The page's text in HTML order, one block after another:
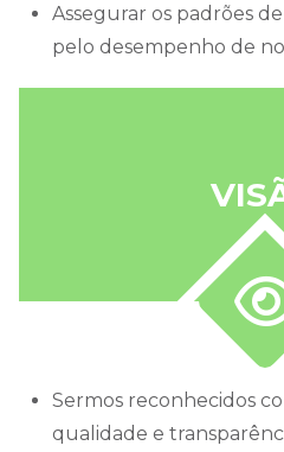
Assegurar os padrões de qualidade, zelando
pelo desempenho de
sermos reconhecidos como um diferencial de
qualidade e